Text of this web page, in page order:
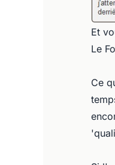
Et
Le
Ce